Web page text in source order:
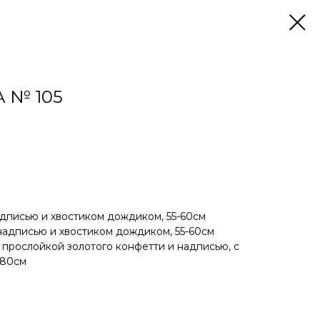
№ 105
и хвостиком дождиком, 55-60см
и хвостиком дождиком, 55-60см
золотого конфетти и надписью, с